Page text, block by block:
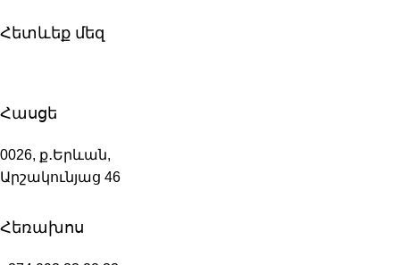
Հետևեք մեզ
Հասցե
0026, ք․Երևան,
Արշակունյաց 46
Հեռախոս